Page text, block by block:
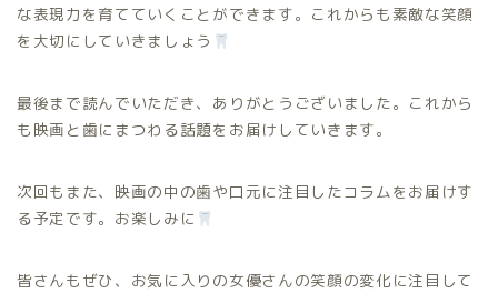
な表現力を育てていくことができます。これからも素敵な笑顔
を大切にしていきましょう
最後まで読んでいただき、ありがとうございました。これから
も映画と歯にまつわる話題をお届けしていきます。
次回もまた、映画の中の歯や口元に注目したコラムをお届けす
る予定です。お楽しみに
皆さんもぜひ、お気に入りの女優さんの笑顔の変化に注目して